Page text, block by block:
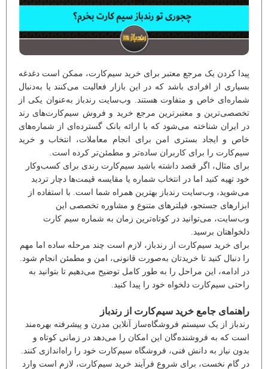
پیدا کردن یک مرجع معتبر برای خرید سیم‌کارت‌، ممکن است دغدغه
بسیاری از افرادی باشد که در این بازار فعالیت می‌کنند یا به‌دنبال
شماره‌ای خاص و متفاوت هستند. وب‌سایت رندباز به‌عنوان یکی از
تخصصی‌ترین و معتبرترین مرجع خرید و فروش سیم‌کارت‌های رند
در ایران شناخته می‌شود که با ارائه بانک گسترده‌ای از شماره‌های
خاص و ایجاد بستری امن برای انجام معاملات، انتخاب و خرید
سیم‌کارت را برای کاربران ساده‌تر و مطمئن‌تر کرده است.
برای مثال، اگر قصد داشته باشید سیم‌کارت رندی برای کسب‌وکار
خود تهیه کنید اما در انتخاب شماره یا مقایسه قیمت‌ها دچار تردید
می‌شوید، وب‌سایت رندباز بهترین همراه شما است. با استفاده از
ابزارهای جستجو، فیلترهای متنوع و مشاوره تخصصی این
وب‌سایت، می‌توانید در کوتاه‌ترین زمان به شماره سیم کارت
دلخواهتان برسید.
برای خرید سیم‌کارت از رندباز، لازم است چند مرحله ساده اما مهم
را دنبال کنید تا خریدتان به‌صورت قانونی، امن و مطمئن انجام شود.
در ادامه، این مراحل را به طور کامل توضیح می‌دهیم تا بتوانید به
راحتی سیم‌کارت دلخواه خود را پیدا کنید.
راهنمای جامع خرید سیم‌کارت از رندباز
رندباز از یک سیستم فروشگاه‌ساز آنلاین مدرن و پیشرفته بهره‌مند
است که به فروشنده‌گان این امکان را می‌دهد در زمانی کوتاه و
بدون نیاز به دانش فنی، فروشگاه سیم‌کارت خود را راه‌اندازی کنند.
در گام نخست، برای شروع فرآیند خرید سیم‌کارت، لازم است وارد